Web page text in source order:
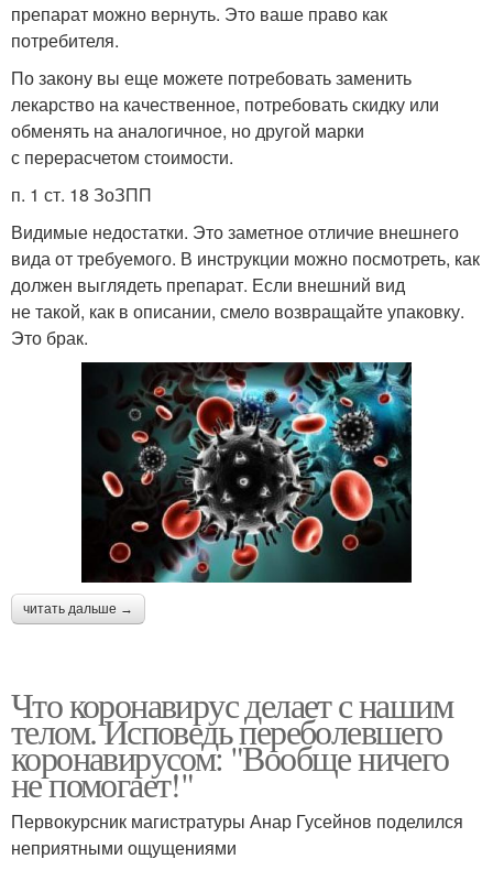
препарат можно вернуть. Это ваше право как
потребителя.
По закону вы еще можете потребовать заменить
лекарство на качественное, потребовать скидку или
обменять на аналогичное, но другой марки
с перерасчетом стоимости.
п. 1 ст. 18 ЗоЗПП
Видимые недостатки. Это заметное отличие внешнего
вида от требуемого. В инструкции можно посмотреть, как
должен выглядеть препарат. Если внешний вид
не такой, как в описании, смело возвращайте упаковку.
Это брак.
читать дальше →
Что коронавирус делает с нашим
телом. Исповедь переболевшего
коронавирусом: "Вообще ничего
не помогает!"
Первокурсник магистратуры Анар Гусейнов поделился
неприятными ощущениями